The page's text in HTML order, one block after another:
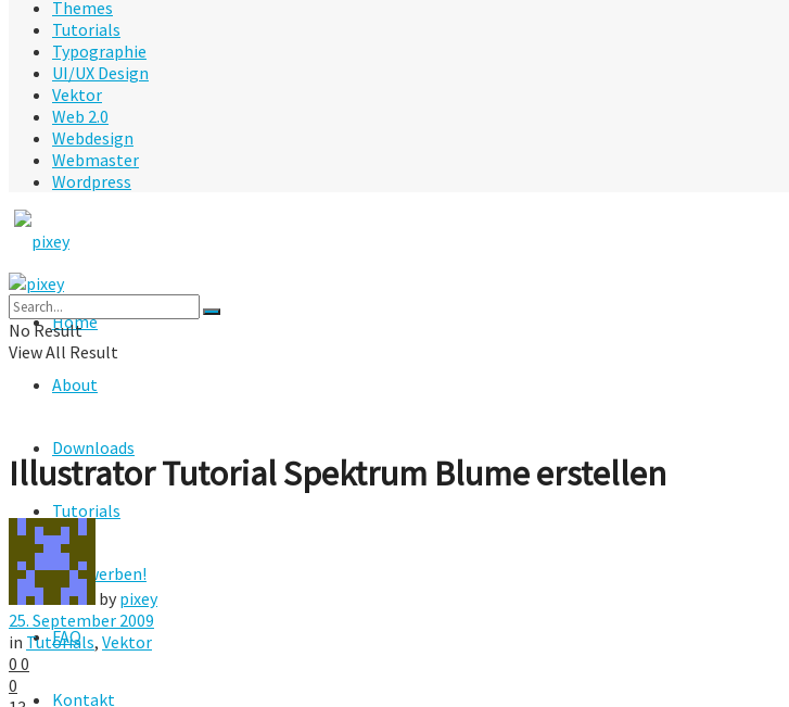
Themes
Tutorials
Typographie
UI/UX Design
Vektor
Web 2.0
Webdesign
Webmaster
Wordpress
Home
About
Downloads
Tutorials
Hier werben!
FAQ
Kontakt
No Result
View All Result
Illustrator Tutorial Spektrum Blume erstellen
by pixey
25. September 2009
in Tutorials, Vektor
0 0
0